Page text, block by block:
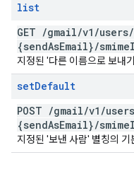
list
GET /gmail/v1 /users/
{sendAsEmail}/smime
지정된 '다른 이름으로 보내
setDefault
POST /gmail/v1 /users
{sendAsEmail}/smime
지정된 '보낸 사람' 별칭의